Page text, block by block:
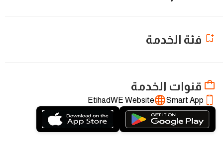
فئة الخدمة
قنوات الخدمة
Smart App
EtihadWE Website